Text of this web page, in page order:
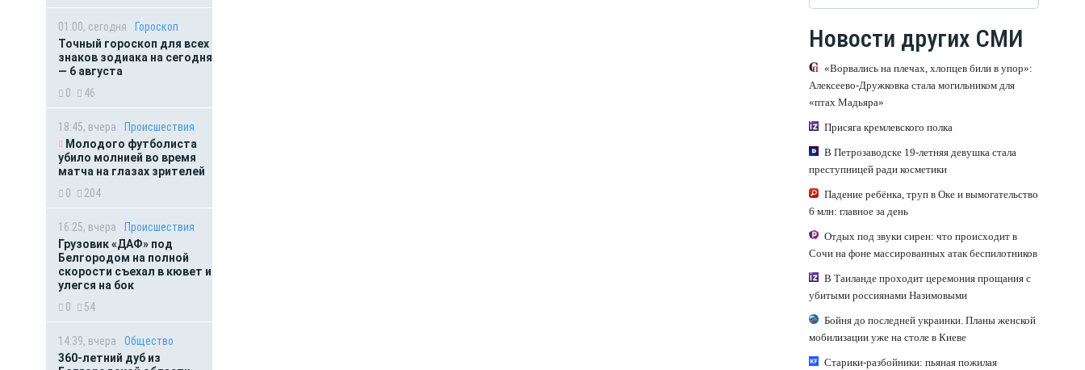
01:00, сегодня
Гороскоп
Точный гороскоп для всех
знаков зодиака на сегодня
— 6 августа
0
46
18:45, вчера
Происшествия
Молодого футболиста
убило молнией во время
матча на глазах зрителей
0
204
16:25, вчера
Происшествия
Грузовик «ДАФ» под
Белгородом на полной
скорости съехал в кювет и
улегся на бок
0
54
14:39, вчера
Общество
360-летний дуб из
Новости других СМИ
«Ворвались на плечах, хлопцев били в упор»:
Алексеево-Дружковка стала могильником для
«птах Мадьяра»
Присяга кремлевского полка
В Петрозаводске 19-летняя девушка стала
преступницей ради косметики
Падение ребёнка, труп в Оке и вымогательство
6 млн: главное за день
Отдых под звуки сирен: что происходит в
Сочи на фоне массированных атак беспилотников
В Таиланде проходит церемония прощания с
убитыми россиянами Назимовыми
Бойня до последней украинки. Планы женской
мобилизации уже на столе в Киеве
Старики-разбойники: пьяная пожилая